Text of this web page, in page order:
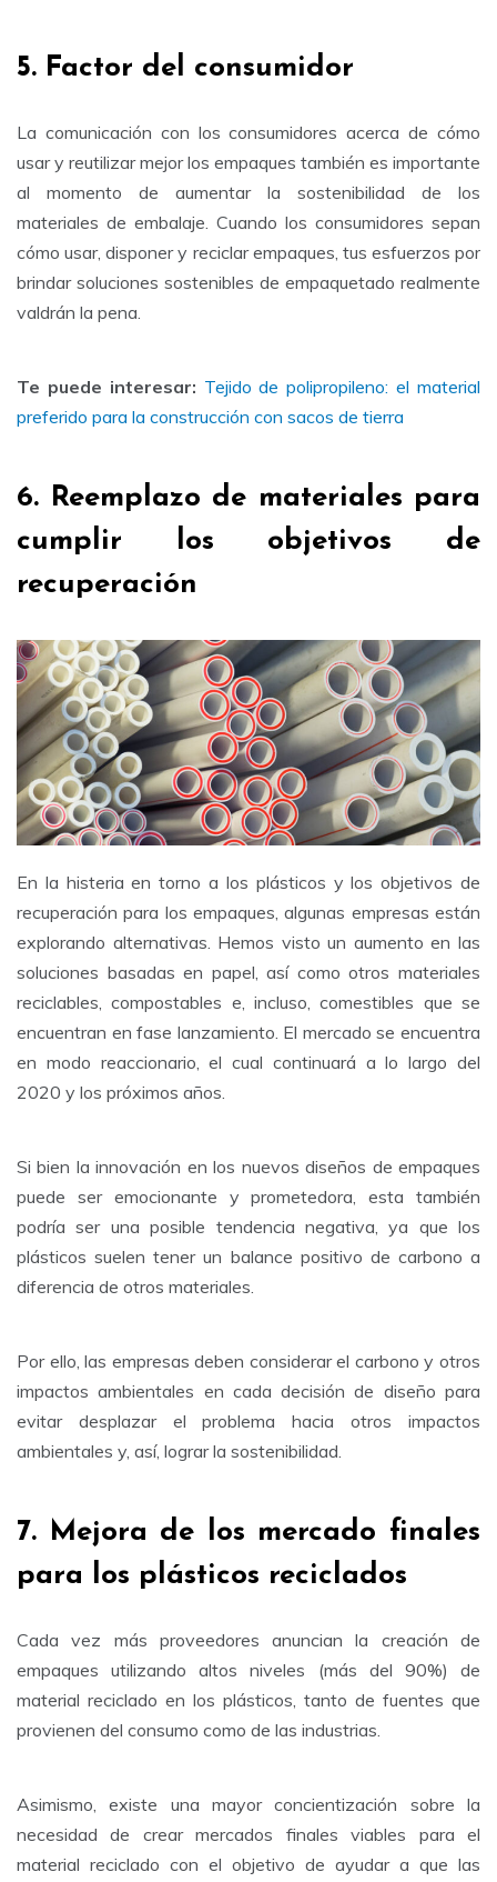
5. Factor del consumidor
La comunicación con los consumidores acerca de cómo
usar y reutilizar mejor los empaques también es importante
al momento de aumentar la sostenibilidad de los
materiales de embalaje. Cuando los consumidores sepan
cómo usar, disponer y reciclar empaques, tus esfuerzos por
brindar soluciones sostenibles de empaquetado realmente
valdrán la pena.
Te puede interesar: Tejido de polipropileno: el material
preferido para la construcción con sacos de tierra
6. Reemplazo de materiales para
cumplir los objetivos de
recuperación
En la histeria en torno a los plásticos y los objetivos de
recuperación para los empaques, algunas empresas están
explorando alternativas. Hemos visto un aumento en las
soluciones basadas en papel, así como otros materiales
reciclables, compostables e, incluso, comestibles que se
encuentran en fase lanzamiento. El mercado se encuentra
en modo reaccionario, el cual continuará a lo largo del
2020 y los próximos años.
Si bien la innovación en los nuevos diseños de empaques
puede ser emocionante y prometedora, esta también
podría ser una posible tendencia negativa, ya que los
plásticos suelen tener un balance positivo de carbono a
diferencia de otros materiales.
Por ello, las empresas deben considerar el carbono y otros
impactos ambientales en cada decisión de diseño para
evitar desplazar el problema hacia otros impactos
ambientales y, así, lograr la sostenibilidad.
7. Mejora de los mercado finales
para los plásticos reciclados
Cada vez más proveedores anuncian la creación de
empaques utilizando altos niveles (más del 90%) de
material reciclado en los plásticos, tanto de fuentes que
provienen del consumo como de las industrias.
Asimismo, existe una mayor concientización sobre la
necesidad de crear mercados finales viables para el
material reciclado con el objetivo de ayudar a que las